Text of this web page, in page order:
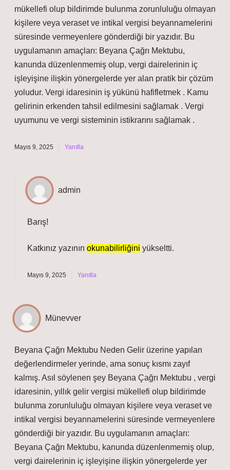
mükellefi olup bildirimde bulunma zorunluluğu olmayan
kişilere veya veraset ve intikal vergisi beyannamelerini
süresinde vermeyenlere gönderdiği bir yazıdır. Bu
uygulamanın amaçları: Beyana Çağrı Mektubu,
kanunda düzenlenmemiş olup, vergi dairelerinin iç
işleyişine ilişkin yönergelerde yer alan pratik bir çözüm
yoludur. Vergi idaresinin iş yükünü hafifletmek . Kamu
gelirinin erkenden tahsil edilmesini sağlamak . Vergi
uyumunu ve vergi sisteminin istikrarını sağlamak .
Mayıs 9, 2025 Yanıtla
admin
Barış!
Katkınız yazının okunabilirliğini yükseltti.
Mayıs 9, 2025 Yanıtla
Münevver
Beyana Çağrı Mektubu Neden Gelir üzerine yapılan
değerlendirmeler yerinde, ama sonuç kısmı zayıf
kalmış. Asıl söylenen şey Beyana Çağrı Mektubu , vergi
idaresinin, yıllık gelir vergisi mükellefi olup bildirimde
bulunma zorunluluğu olmayan kişilere veya veraset ve
intikal vergisi beyannamelerini süresinde vermeyenlere
gönderdiği bir yazıdır. Bu uygulamanın amaçları:
Beyana Çağrı Mektubu, kanunda düzenlenmemiş olup,
vergi dairelerinin iç işleyişine ilişkin yönergelerde yer